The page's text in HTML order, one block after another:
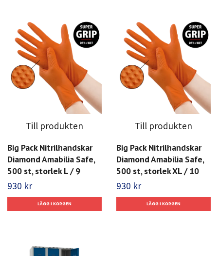
Till produkten
Big Pack Nitrilhandskar
Diamond Amabilia Safe,
500 st, storlek L / 9
930 kr
Till produkten
Big Pack Nitrilhandskar
Diamond Amabilia Safe,
500 st, storlek XL / 10
930 kr